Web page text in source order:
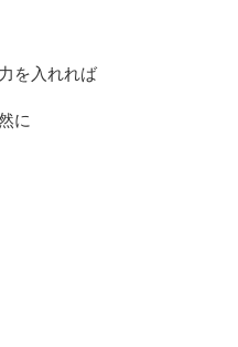
を入れれば
に